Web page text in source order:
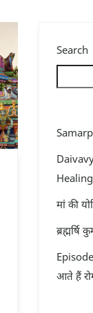
Search
मां की
ब्रह्मर्षि
आते हैं